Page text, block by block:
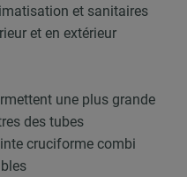
et sanitaires
et en extérieur
une plus grande
des tubes
cruciforme combi